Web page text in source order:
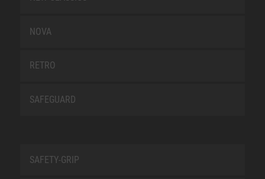
NOVA
RETRO
SAFEGUARD
SAFETY-GRIP